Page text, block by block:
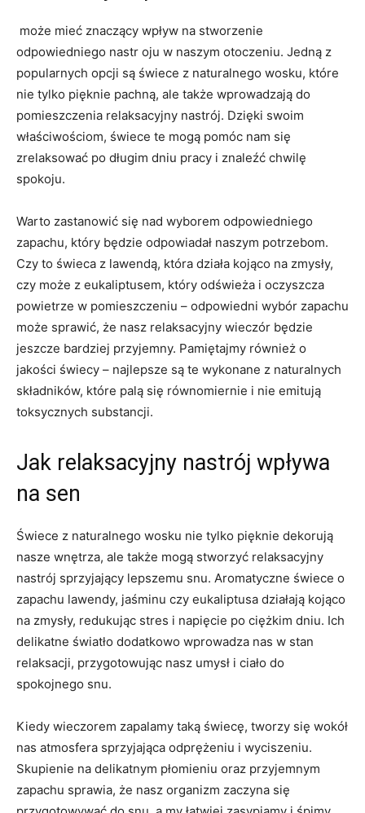
​ może mieć znaczący ‍wpływ na⁤ stworzenie
⁢odpowiedniego ⁤nastr ⁣oju w naszym otoczeniu. Jedną‍ z
popularnych⁢ opcji są⁤ świece z naturalnego wosku, które
nie tylko ⁣pięknie pachną,⁢ ale ‍także wprowadzają do
pomieszczenia relaksacyjny nastrój. Dzięki swoim
‍właściwościom, świece te mogą pomóc⁤ nam się
zrelaksować ​po długim​ dniu pracy i ⁣znaleźć chwilę
spokoju.
Warto zastanowić się nad wyborem odpowiedniego
zapachu, który będzie odpowiadał ⁣naszym potrzebom.⁢
Czy to‌ świeca ‍z lawendą, która ​działa kojąco na zmysły,⁤
czy może z eukaliptusem, który odświeża i oczyszcza
powietrze w pomieszczeniu – odpowiedni wybór zapachu
może sprawić, że​ nasz relaksacyjny ‍wieczór będzie
jeszcze bardziej przyjemny. Pamiętajmy‍ również ⁤o
jakości świecy – najlepsze‍ są te wykonane z⁢ naturalnych
składników,​ które palą się równomiernie i nie emitują
⁢toksycznych substancji.
Jak relaksacyjny ‌nastrój wpływa
na ‌sen
Świece z naturalnego wosku nie tylko pięknie dekorują​
nasze ​wnętrza, ale także mogą stworzyć relaksacyjny
nastrój sprzyjający ⁤lepszemu‍ snu. Aromatyczne świece o
zapachu lawendy, jaśminu czy ​eukaliptusa działają kojąco
na zmysły, redukując stres i⁤ napięcie⁣ po ​ciężkim dniu. Ich
delikatne światło dodatkowo ⁢wprowadza nas w stan
relaksacji, przygotowując​ nasz umysł ‍i ciało do
spokojnego ‌snu.
Kiedy wieczorem zapalamy taką świecę, tworzy się wokół​
nas atmosfera sprzyjająca odprężeniu i wyciszeniu.
Skupienie na delikatnym ⁢płomieniu‍ oraz ​przyjemnym
zapachu sprawia, że nasz organizm⁣ zaczyna ​się